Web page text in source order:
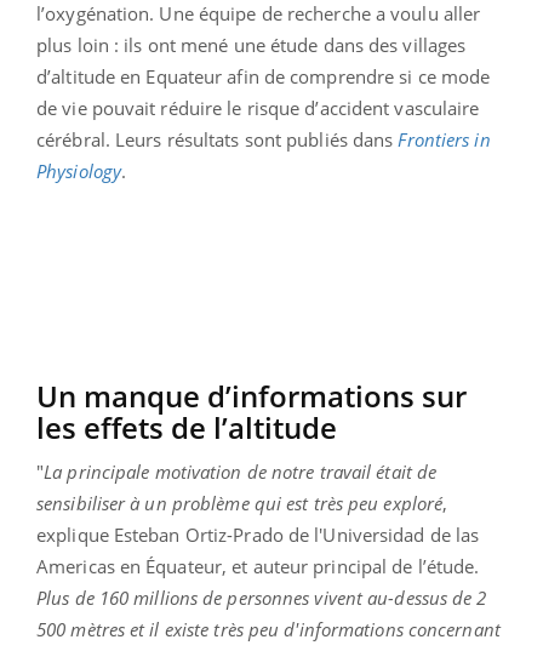
l’oxygénation. Une équipe de recherche a voulu aller
plus loin : ils ont mené une étude dans des villages
d’altitude en Equateur afin de comprendre si ce mode
de vie pouvait réduire le risque d’accident vasculaire
cérébral. Leurs résultats sont publiés dansFrontiers in
Physiology.
Un manque d’informations sur
les effets de l’altitude
"La principale motivation de notre travail était de
sensibiliser à un problème qui est très peu exploré,
explique Esteban Ortiz-Prado de l'Universidad de las
Americas en Équateur, et auteur principal de l’étude.
Plus de 160 millions de personnes vivent au-dessus de 2
500 mètres et il existe très peu d'informations concernant